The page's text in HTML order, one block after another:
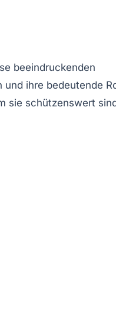
beeindruckenden
ihre bedeutende
sie schützenswert